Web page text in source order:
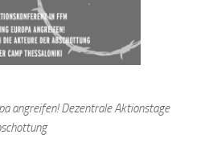
angreifen! Dezentrale Aktionstage